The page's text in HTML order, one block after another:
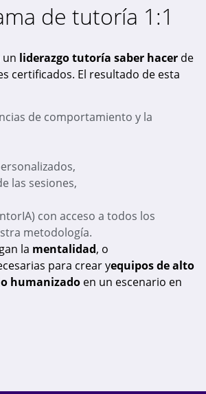
de tutoría 1:1
un liderazgo tutoría saber hacer de
certificados. El resultado de esta
de comportamiento y la
las sesiones,
con acceso a todos los
metodología.
la mentalidad, o
para crear yequipos de alto
humanizado en un escenario en